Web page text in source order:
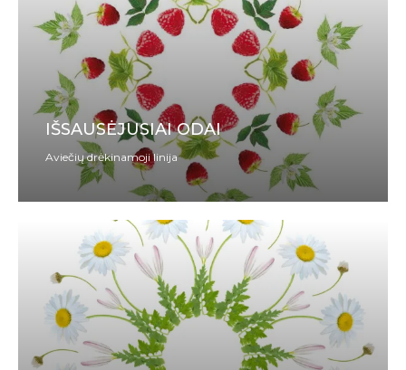
IŠSAUSĖJUSIAI ODAI
Aviečių drėkinamoji linija